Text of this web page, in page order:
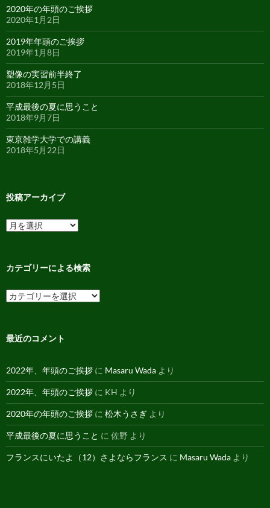
2020年の年頭のご挨拶
2020年1月2日
2019年年頭のご挨拶
2019年1月8日
塑像の実習前半終了
2018年12月5日
平成最後の夏に思うこと
2018年9月7日
東京雑学大学での講義
2018年5月22日
投稿アーカイブ
投
稿
カ
ブ
カテゴリーによる検索
カ
テ
ー
る
検
索
最近のコメント
2022年、年頭のご挨拶 に Masaru Wada より
2022年、年頭のご挨拶 に KH より
2020年の年頭のご挨拶 に 松木うさぎ より
平成最後の夏に思うこと に 佐野 より
フランスにいたよ（12）さよならフランス に Masaru Wada より